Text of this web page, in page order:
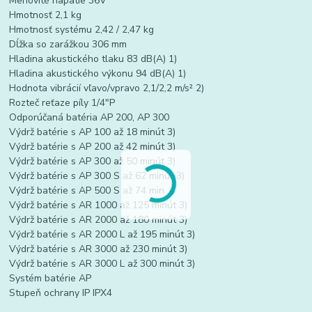
Hmotnosť 2,1 kg
Hmotnosť systému 2,42 / 2,47 kg
Dĺžka so zarážkou 306 mm
Hladina akustického tlaku 83 dB(A) 1)
Hladina akustického výkonu 94 dB(A) 1)
Hodnota vibrácií vľavo/vpravo 2,1/2,2 m/s² 2)
Rozteč reťaze píly 1/4"P
Odporúčaná batéria AP 200, AP 300
Výdrž batérie s AP 100 až 18 minút 3)
Výdrž batérie s AP 200 až 42 minút 3)
Výdrž batérie s AP 300 až 50 minút 3)
Výdrž batérie s AP 300 S až 62 minút 3)
Výdrž batérie s AP 500 S až 74 min
Výdrž batérie s AR 1000 až 125 minút 3)
Výdrž batérie s AR 2000 až 180 minút 3)
Výdrž batérie s AR 2000 L až 195 minút 3)
Výdrž batérie s AR 3000 až 230 minút 3)
Výdrž batérie s AR 3000 L až 300 minút 3)
Systém batérie AP
Stupeň ochrany IP IPX4